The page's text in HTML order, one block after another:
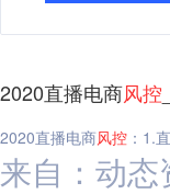
2020直播电商风控
2020直播电商风控 ：1.
来自：动态